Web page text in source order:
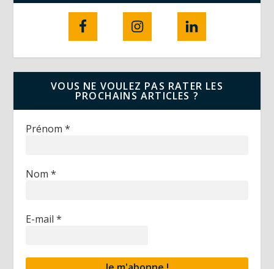
VOUS NE VOULEZ PAS RATER LES
PROCHAINS ARTICLES ?
Prénom*
Nom*
E-mail*